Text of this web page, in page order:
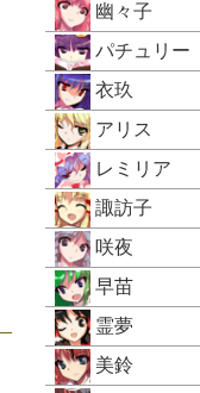
幽々子
パチュリー
衣玖
アリス
レミリア
諏訪子
咲夜
早苗
霊夢
美鈴